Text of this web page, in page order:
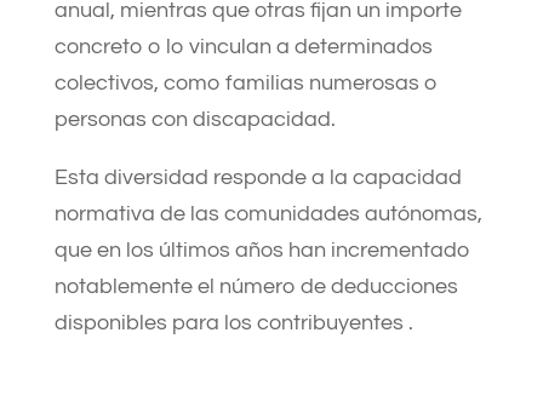
anual, mientras que otras fijan un importe
concreto o lo vinculan a determinados
colectivos, como familias numerosas o
personas con discapacidad.
Esta diversidad responde a la capacidad
normativa de las comunidades autónomas,
que en los últimos años han incrementado
notablemente el número de deducciones
disponibles para los contribuyentes .